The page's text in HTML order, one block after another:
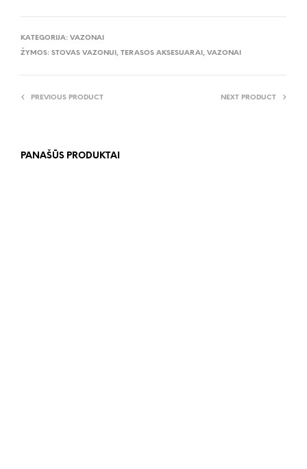
KATEGORIJA: VAZONAI
ŽYMOS: STOVAS VAZONUI, TERASOS AKSESUARAI, VAZONAI
PREVIOUS PRODUCT NEXT PRODUCT
PANAŠŪS PRODUKTAI